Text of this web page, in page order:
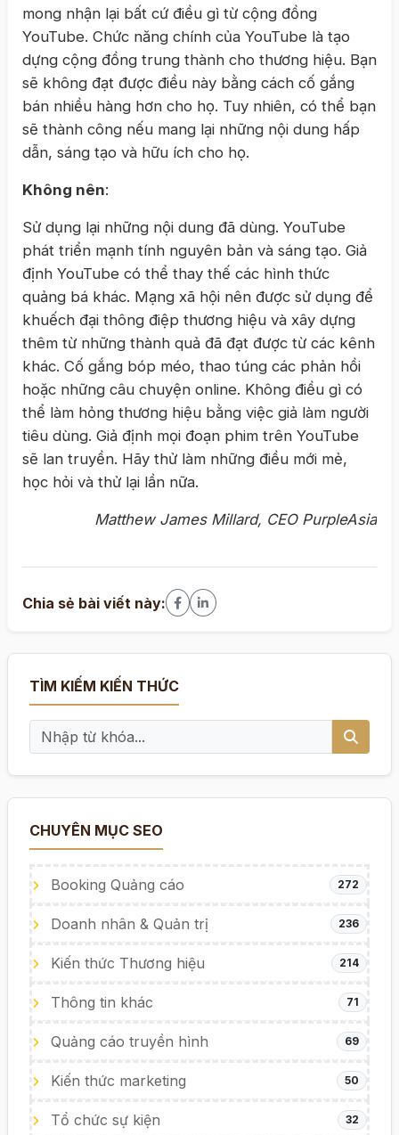
mong nhận lại bất cứ điều gì từ cộng đồng
YouTube. Chức năng chính của YouTube là tạo
dựng cộng đồng trung thành cho thương hiệu. Bạn
sẽ không đạt được điều này bằng cách cố gắng
bán nhiều hàng hơn cho họ. Tuy nhiên, có thể bạn
sẽ thành công nếu mang lại những nội dung hấp
dẫn, sáng tạo và hữu ích cho họ.
Không nên:
Sử dụng lại những nội dung đã dùng. YouTube
phát triển mạnh tính nguyên bản và sáng tạo. Giả
định YouTube có thể thay thế các hình thức
quảng bá khác. Mạng xã hội nên được sử dụng để
khuếch đại thông điệp thương hiệu và xây dựng
thêm từ những thành quả đã đạt được từ các kênh
khác. Cố gắng bóp méo, thao túng các phản hồi
hoặc những câu chuyện online. Không điều gì có
thể làm hỏng thương hiệu bằng việc giả làm người
tiêu dùng. Giả định mọi đoạn phim trên YouTube
sẽ lan truyền. Hãy thử làm những điều mới mẻ,
học hỏi và thử lại lần nữa.
Matthew James Millard, CEO PurpleAsia
Chia sẻ bài viết này:
TÌM KIẾM KIẾN THỨC
CHUYÊN MỤC SEO
Booking Quảng cáo 272
Doanh nhân & Quản trị 236
Kiến thức Thương hiệu 214
Thông tin khác 71
Quảng cáo truyền hình 69
Kiến thức marketing 50
Tổ chức sự kiện 32